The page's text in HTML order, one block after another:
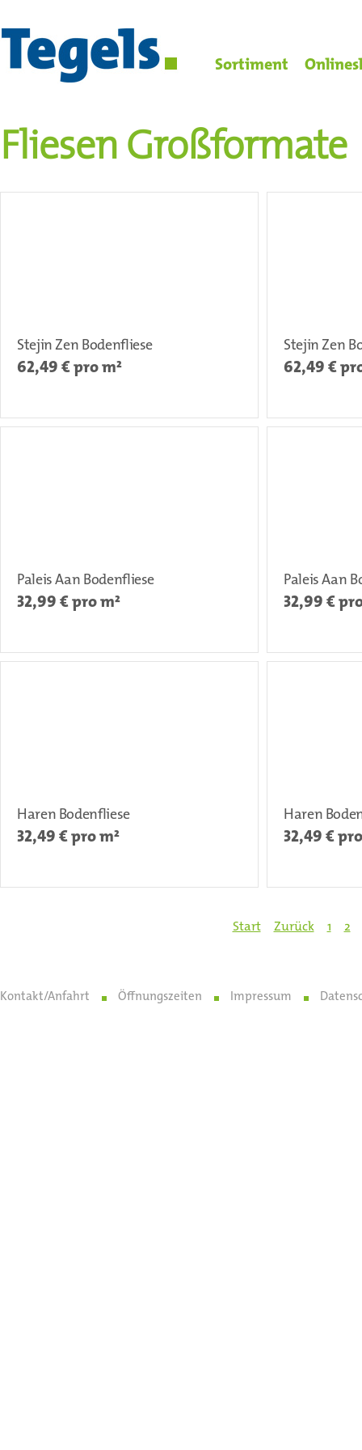
Sortiment
Fliesen Großformate
Stejin Zen Bodenfliese
62,49 € pro m²
Stejin Zen
62,49 €
Paleis Aan Bodenfliese
32,99 € pro m²
Paleis Aan
32,99 €
Haren Bodenfliese
32,49 € pro m²
Haren
32,49 €
Start Zurück 1 2
Kontakt/Anfahrt Öffnungszeiten Impressum